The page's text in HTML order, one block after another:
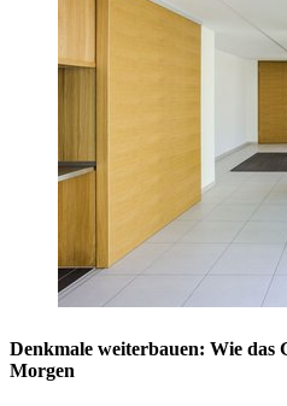
Denkmale weiterbauen: Wie das
Morgen